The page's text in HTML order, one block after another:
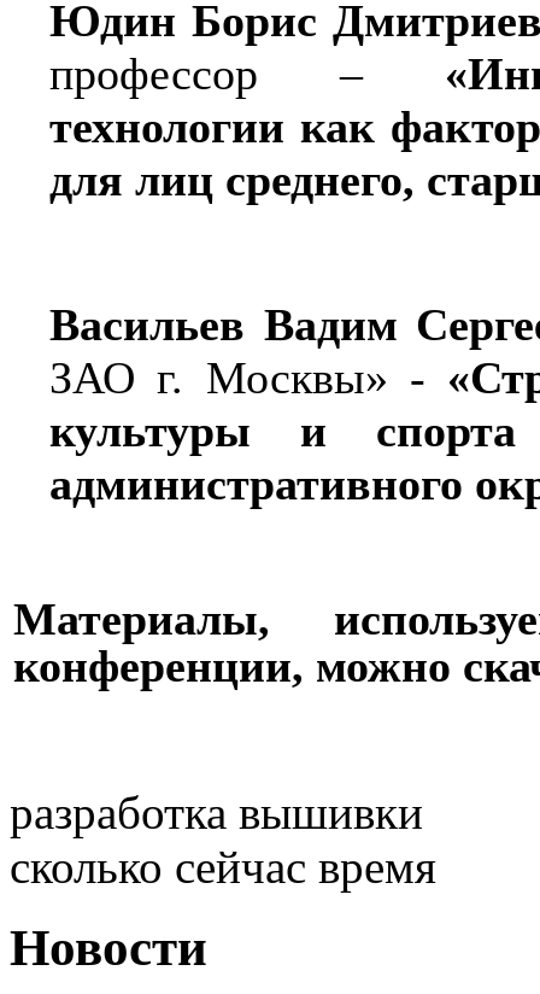
Юдин Борис
профессор –
технологии как
для лиц среднего,
Васильев Вадим
ЗАО г. Москвы» -
культуры и спорта
административного
Материалы,
конференции, можно
разработка вышивки
сколько сейчас время
Новости